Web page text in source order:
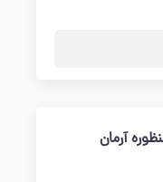
آرمان